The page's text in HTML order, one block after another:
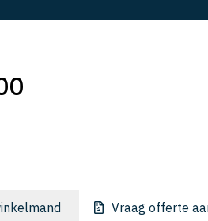
Vraag offerte